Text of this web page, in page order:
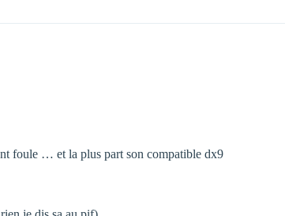
foule … et la plus part son compatible dx9